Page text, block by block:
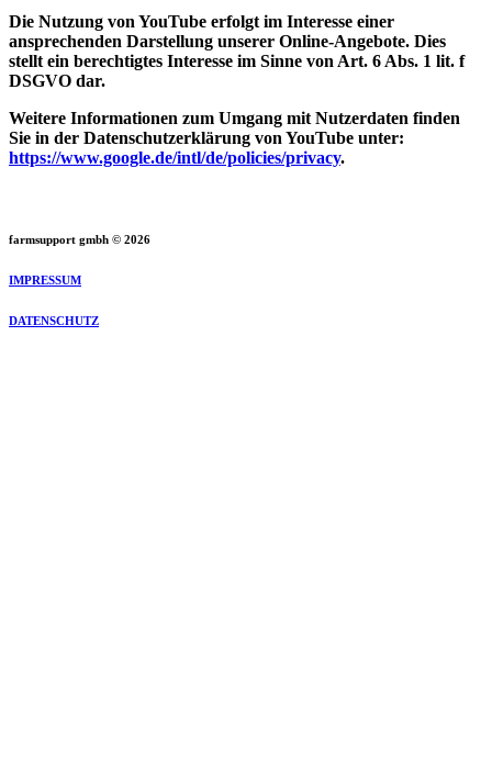
Die Nutzung von YouTube erfolgt im Interesse einer
ansprechenden Darstellung unserer Online-Angebote. Dies
stellt ein berechtigtes Interesse im Sinne von Art. 6 Abs. 1 lit. f
DSGVO dar.
Weitere Informationen zum Umgang mit Nutzerdaten finden
Sie in der Datenschutzerklärung von YouTube unter:
https://www.google.de/intl/de/policies/privacy.
farmsupport gmbh © 2026
IMPRESSUM
DATENSCHUTZ